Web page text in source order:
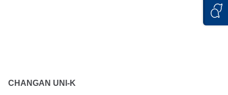
CHANGAN UNI-K